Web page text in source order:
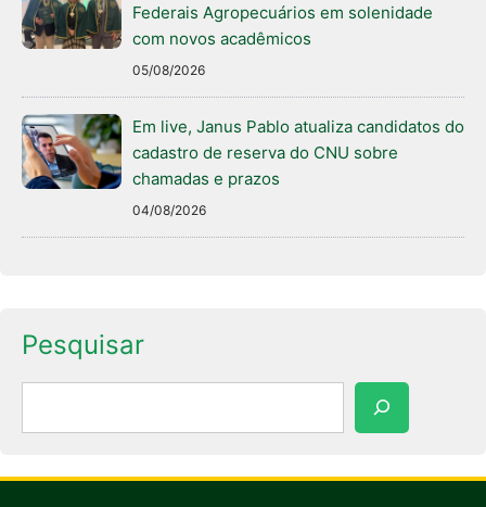
Federais Agropecuários em solenidade
com novos acadêmicos
05/08/2026
Em live, Janus Pablo atualiza candidatos do
cadastro de reserva do CNU sobre
chamadas e prazos
04/08/2026
Pesquisar